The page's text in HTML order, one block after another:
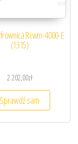
Rcwm-4000-E
(1315)
2 202,00zł
Sprawdź sam